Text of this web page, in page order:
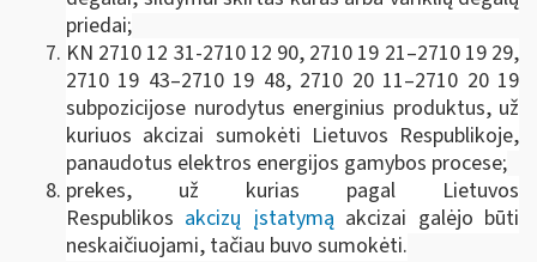
priedai;
KN 2710 12 31-2710 12 90, 2710 19 21–2710 19 29,
2710 19 43–2710 19 48, 2710 20 11–2710 20 19
subpozicijose nurodytus energinius produktus, už
kuriuos akcizai sumokėti Lietuvos Respublikoje,
panaudotus elektros energijos gamybos procese;
prekes, už kurias pagal Lietuvos
Respublikos akcizų įstatymą akcizai galėjo būti
neskaičiuojami, tačiau buvo sumokėti.